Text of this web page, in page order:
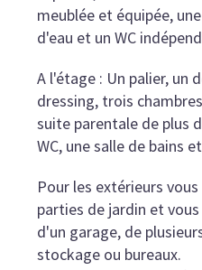
meublée et équipée,
d'eau et un WC
A l'étage : Un palier, un
dressing, trois
suite parentale de plus
WC, une salle de bains
Pour les extérieurs
parties de jardin et
d'un garage, de
stockage ou bureaux.